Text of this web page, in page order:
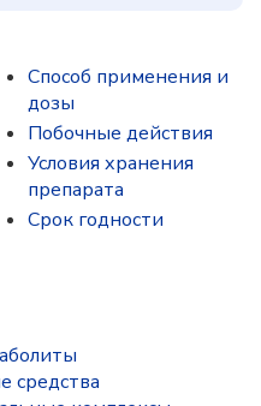
Способ применения и
дозы
Побочные действия
Условия хранения
препарата
Срок годности
средства